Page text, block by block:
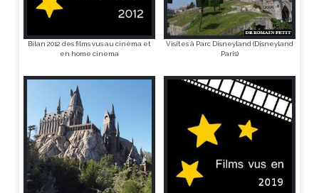
Bilan 2012 des films vus au cinéma et
en home cinema
Visites à Parc Disneyland (Disneyland
Paris)